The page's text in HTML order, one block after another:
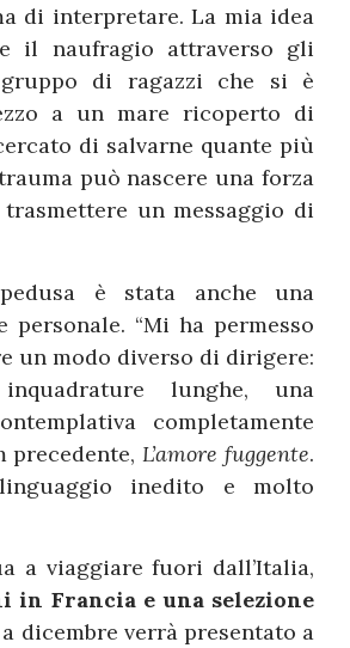
di interpretare. La mia idea
il naufragio attraverso gli
di ragazzi che si è
a un mare ricoperto di
di salvarne quante più
può nascere una forza
trasmettere un messaggio di
è stata anche una
personale. “Mi ha permesso
un modo diverso di dirigere:
lunghe, una
completamente
precedente,L’amore fuggente.
inedito e molto
a viaggiare fuori dall’Italia,
in Francia e una selezione
a dicembre verrà presentato a